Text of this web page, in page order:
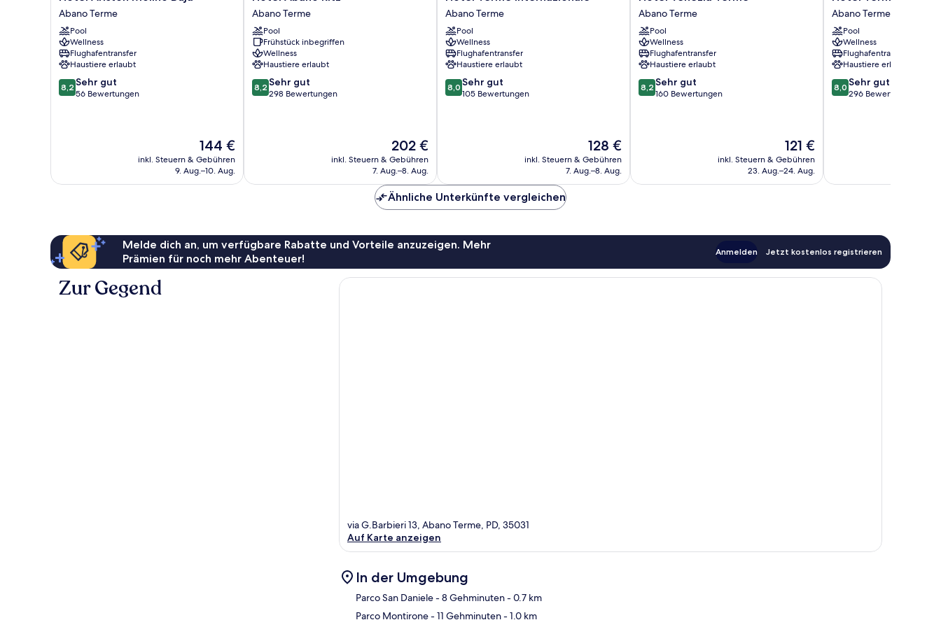
Ariston
Molino
Buja
Abano
Terme
Abano Terme
Pool
Wellness
Flughafentransfer
Haustiere erlaubt
8.2
von
8,2 Sehr gut
56 Bewertungen
Der
Preis
beträgt
144 €
inkl. Steuern & Gebühren
9. Aug.–10. Aug.
Abano
Ritz
Abano
Terme
Abano Terme
Pool
Frühstück inbegriffen
Wellness
Haustiere erlaubt
8.2
von
8,2 Sehr gut
298 Bewertungen
Der
Preis
beträgt
202 €
inkl. Steuern & Gebühren
7. Aug.–8. Aug.
Terme
Internazionale
Abano
Terme
Abano Terme
Pool
Wellness
Flughafentransfer
Haustiere erlaubt
8.0
von
8,0 Sehr gut
105 Bewertungen
Der
Preis
beträgt
128 €
inkl. Steuern & Gebühren
7. Aug.–8. Aug.
Venezia
Terme
Abano
Terme
Abano Terme
Pool
Wellness
Flughafentransfer
Haustiere erlaubt
8.2
von
8,2 Sehr gut
160 Bewertungen
Der
Preis
beträgt
121 €
inkl. Steuern & Gebühren
23. Aug.–24. Aug.
Terme
Helvetia
Abano
Terme
Abano Terme
Pool
Wellness
Flughafentransfer
Haustiere erlaubt
8.0
von
8,0 Sehr gut
296 Bewertungen
Ähnliche Unterkünfte vergleichen
Melde dich an, um verfügbare Rabatte und Vorteile anzuzeigen. Mehr
Prämien für noch mehr Abenteuer!
Anmelden Jetzt kostenlos registrieren
Zur Gegend
via G.Barbieri 13, Abano Terme, PD, 35031
Auf Karte anzeigen
In der Umgebung
Parco San Daniele- 8 Gehminuten- 0.7 km
Parco Montirone- 11 Gehminuten- 1.0 km